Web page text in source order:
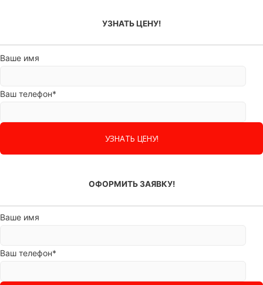
УЗНАТЬ ЦЕНУ!
Ваше имя
Ваш телефон*
ОФОРМИТЬ ЗАЯВКУ!
Ваше имя
Ваш телефон*